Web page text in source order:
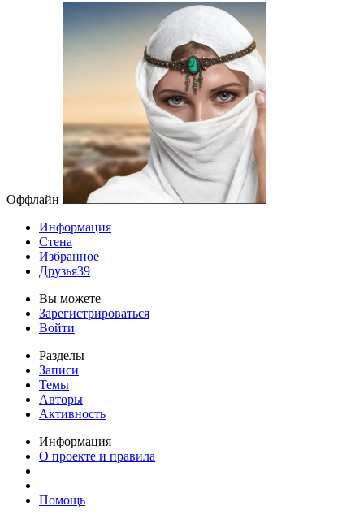
Оффлайн
Информация
Стена
Избранное
Друзья39
Вы можете
Зарегистрироваться
Войти
Разделы
Записи
Темы
Авторы
Активность
Информация
О проекте и правила
Помощь